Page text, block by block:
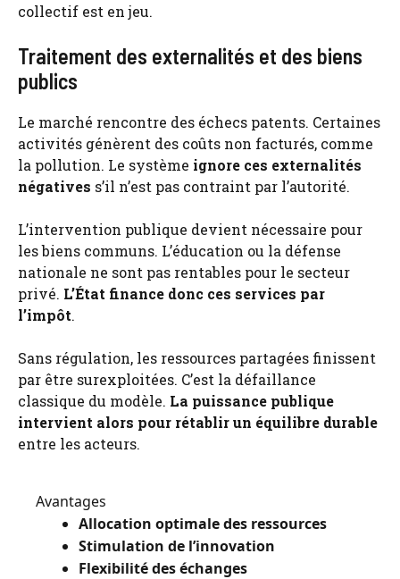
collectif est en jeu.
Traitement des externalités et des biens
publics
Le marché rencontre des échecs patents. Certaines
activités génèrent des coûts non facturés, comme
la pollution. Le système ignore ces externalités
négatives s’il n’est pas contraint par l’autorité.
L’intervention publique devient nécessaire pour
les biens communs. L’éducation ou la défense
nationale ne sont pas rentables pour le secteur
privé. L’État finance donc ces services par
l’impôt.
Sans régulation, les ressources partagées finissent
par être surexploitées. C’est la défaillance
classique du modèle. La puissance publique
intervient alors pour rétablir un équilibre durable
entre les acteurs.
Avantages
Allocation optimale des ressources
Stimulation de l’innovation
Flexibilité des échanges